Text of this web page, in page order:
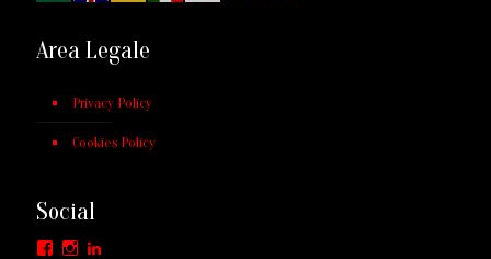
Area Legale
Privacy Policy
Cookies Policy
Social
Facebook
Instagram